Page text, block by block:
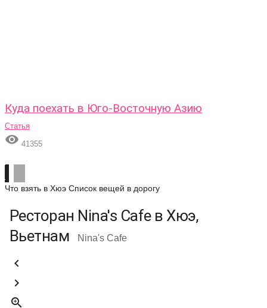
Куда поехать в Юго-Восточную Азию
Статья
 41355
Что взять в Хюэ Список вещей в дорогу
Ресторан Nina's Cafe в Хюэ,
Вьетнам
Nina's Cafe


